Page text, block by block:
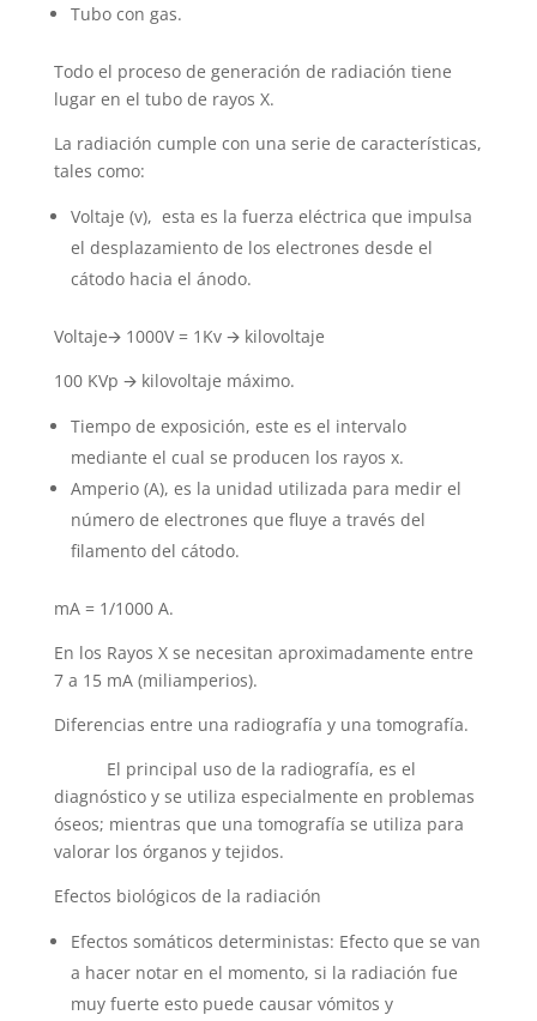
Tubo con gas.
Todo el proceso de generación de radiación tiene
lugar en el tubo de rayos X.
La radiación cumple con una serie de características,
tales como:
Voltaje (v), esta es la fuerza eléctrica que impulsa
el desplazamiento de los electrones desde el
cátodo hacia el ánodo.
Voltaje🡪1000V = 1Kv 🡪kilovoltaje
100 KVp 🡪kilovoltaje máximo.
Tiempo de exposición, este es el intervalo
mediante el cual se producen los rayos x.
Amperio (A), es la unidad utilizada para medir el
número de electrones que fluye a través del
filamento del cátodo.
mA = 1/1000 A.
En los Rayos X se necesitan aproximadamente entre
7 a 15 mA (miliamperios).
Diferencias entre una radiografía y una tomografía.
El principal uso de la radiografía, es el
diagnóstico y se utiliza especialmente en problemas
óseos; mientras que una tomografía se utiliza para
valorar los órganos y tejidos.
Efectos biológicos de la radiación
Efectos somáticos deterministas: Efecto que se van
a hacer notar en el momento, si la radiación fue
muy fuerte esto puede causar vómitos y